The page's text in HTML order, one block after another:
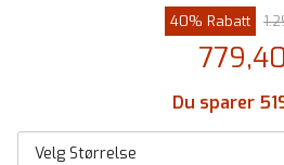
40% Rabatt
779,40
Du sparer
Velg Størrelse